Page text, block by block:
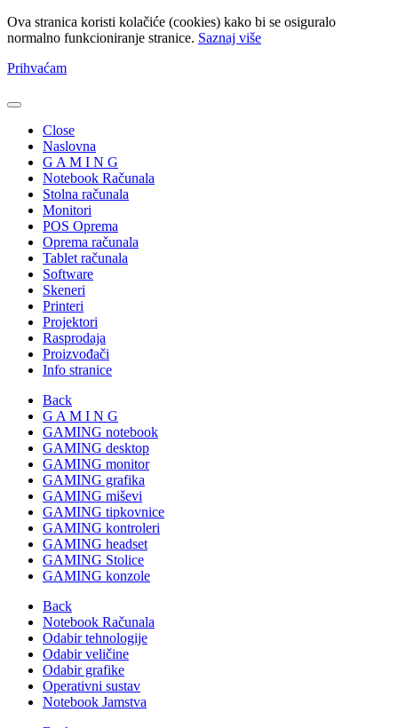
Ova stranica koristi kolačiće (cookies) kako bi se osiguralo
normalno funkcioniranje stranice. Saznaj više
Prihvaćam
Close
Naslovna
G A M I N G
Notebook Računala
Stolna računala
Monitori
POS Oprema
Oprema računala
Tablet računala
Software
Skeneri
Printeri
Projektori
Rasprodaja
Proizvođači
Info stranice
Back
G A M I N G
GAMING notebook
GAMING desktop
GAMING monitor
GAMING grafika
GAMING miševi
GAMING tipkovnice
GAMING kontroleri
GAMING headset
GAMING Stolice
GAMING konzole
Back
Notebook Računala
Odabir tehnologije
Odabir veličine
Odabir grafike
Operativni sustav
Notebook Jamstva